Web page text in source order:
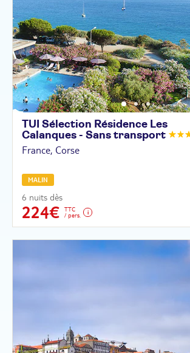
TUI Sélection Résidence Les
Calanques - Sans transport
France, Corse
MALIN
6 nuits dès
224€
TTC
/ pers.